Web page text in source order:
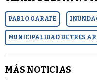
PABLO GARATE
MUNICIPALIDAD DE TRES
MÁS NOTICIAS